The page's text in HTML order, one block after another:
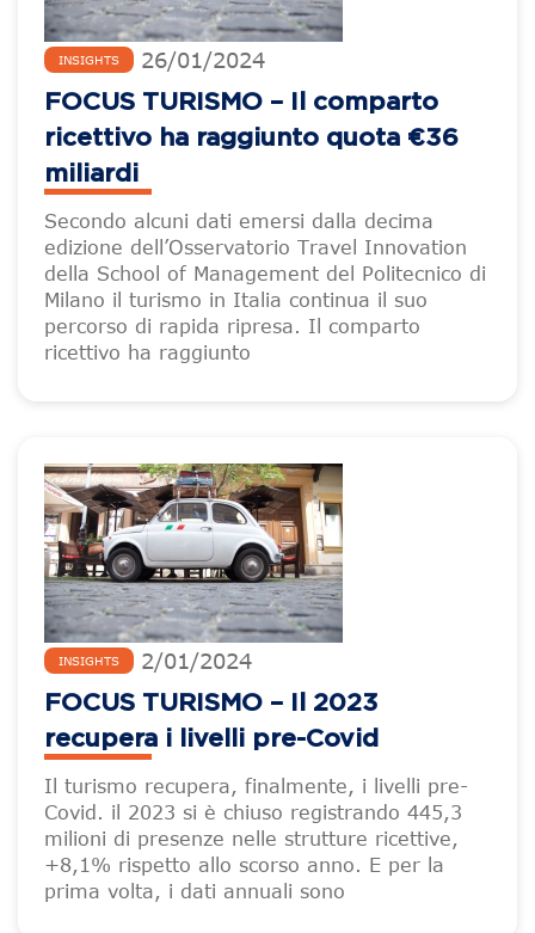
INSIGHTS 26/01/2024
FOCUS TURISMO – Il comparto
ricettivo ha raggiunto quota €36
miliardi
Secondo alcuni dati emersi dalla decima
edizione dell’Osservatorio Travel Innovation
della School of Management del Politecnico di
Milano il turismo in Italia continua il suo
percorso di rapida ripresa. Il comparto
ricettivo ha raggiunto
INSIGHTS 2/01/2024
FOCUS TURISMO – Il 2023
recupera i livelli pre-Covid
Il turismo recupera, finalmente, i livelli pre-
Covid. il 2023 si è chiuso registrando 445,3
milioni di presenze nelle strutture ricettive,
+8,1% rispetto allo scorso anno. E per la
prima volta, i dati annuali sono